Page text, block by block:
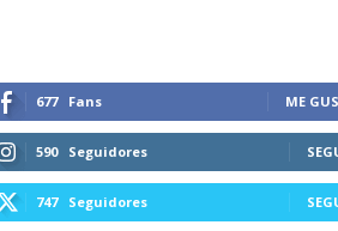
677 Fans ME
590 Seguidores
747 Seguidores